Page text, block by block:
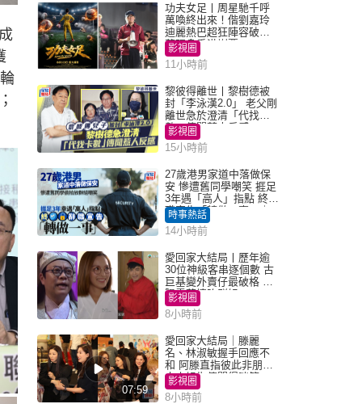
功夫女足丨周星馳千呼
萬喚終出來！偕劉嘉玲
迪麗熱巴超狂陣容破天
荒現身香港謝票
影視圈
11小時前
黎彼得離世丨黎樹德被
封「李泳漢2.0」 老父剛
離世急於澄清「代找卡
數」傳聞惹人反感
影視圈
15小時前
27歲港男家道中落做保
安 慘遭舊同學嘲笑 捱足
3年遇「高人」指點 終辭
職宣告「轉做一事」｜
Juicy叮
時事熱話
14小時前
愛回家大結局丨歷年逾
30位神級客串逐個數 古
巨基變外賣仔最破格 歐
陽震華情陷群姐
影視圈
8小時前
07:59
愛回家大結局｜滕麗
名、林淑敏握手回應不
和 阿滕直指彼此非朋友
大小姐指傳聞得啖笑
影視圈
8小時前